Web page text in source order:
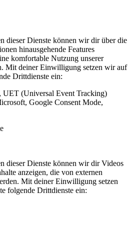
dieser Dienste können wir dir über die
hinausgehende Features
komfortable Nutzung unserer
Mit deiner Einwilligung setzen wir auf
Drittdienste ein:
UET (Universal Event Tracking)
Google Consent Mode,
dieser Dienste können wir dir Videos
anzeigen, die von externen
Mit deiner Einwilligung setzen
folgende Drittdienste ein: